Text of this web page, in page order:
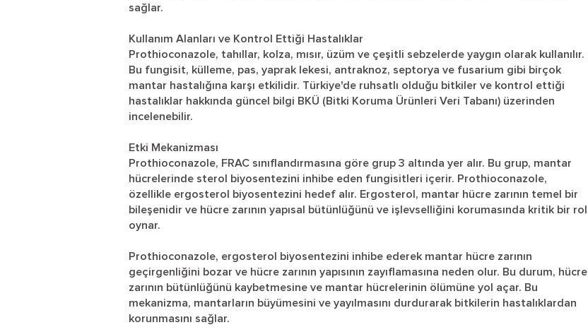
sağlar.
Kullanım Alanları ve Kontrol Ettiği Hastalıklar
Prothioconazole, tahıllar, kolza, mısır, üzüm ve çeşitli sebzelerde yaygın olarak kullanılır.
Bu fungisit, külleme, pas, yaprak lekesi, antraknoz, septorya ve fusarium gibi birçok
mantar hastalığına karşı etkilidir. Türkiye'de ruhsatlı olduğu bitkiler ve kontrol ettiği
hastalıklar hakkında güncel bilgi BKÜ (Bitki Koruma Ürünleri Veri Tabanı) üzerinden
incelenebilir.
Etki Mekanizması
Prothioconazole, FRAC sınıflandırmasına göre grup 3 altında yer alır. Bu grup, mantar
hücrelerinde sterol biyosentezini inhibe eden fungisitleri içerir. Prothioconazole,
özellikle ergosterol biyosentezini hedef alır. Ergosterol, mantar hücre zarının temel bir
bileşenidir ve hücre zarının yapısal bütünlüğünü ve işlevselliğini korumasında kritik bir rol
oynar.
Prothioconazole, ergosterol biyosentezini inhibe ederek mantar hücre zarının
geçirgenliğini bozar ve hücre zarının yapısının zayıflamasına neden olur. Bu durum, hücre
zarının bütünlüğünü kaybetmesine ve mantar hücrelerinin ölümüne yol açar. Bu
mekanizma, mantarların büyümesini ve yayılmasını durdurarak bitkilerin hastalıklardan
korunmasını sağlar.